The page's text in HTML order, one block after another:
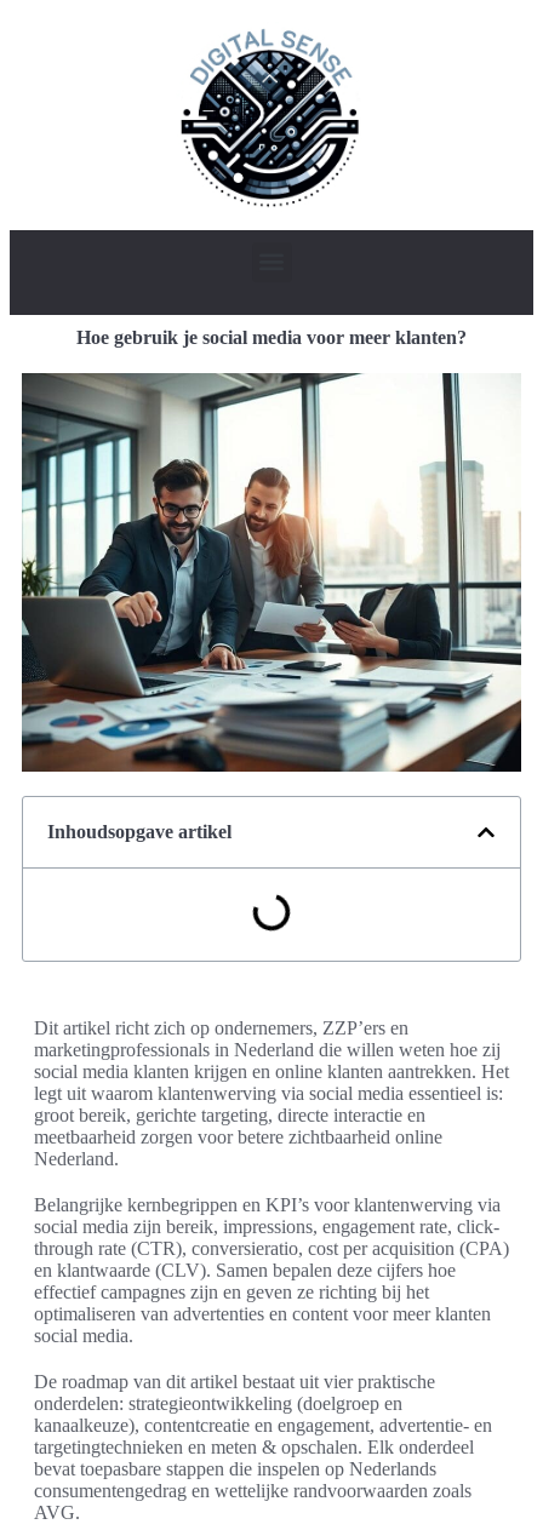
Hoe gebruik je social media voor meer klanten?
Inhoudsopgave artikel
Dit artikel richt zich op ondernemers, ZZP’ers en
marketingprofessionals in Nederland die willen weten hoe zij
social media klanten krijgen en online klanten aantrekken. Het
legt uit waarom klantenwerving via social media essentieel is:
groot bereik, gerichte targeting, directe interactie en
meetbaarheid zorgen voor betere zichtbaarheid online
Nederland.
Belangrijke kernbegrippen en KPI’s voor klantenwerving via
social media zijn bereik, impressions, engagement rate, click-
through rate (CTR), conversieratio, cost per acquisition (CPA)
en klantwaarde (CLV). Samen bepalen deze cijfers hoe
effectief campagnes zijn en geven ze richting bij het
optimaliseren van advertenties en content voor meer klanten
social media.
De roadmap van dit artikel bestaat uit vier praktische
onderdelen: strategieontwikkeling (doelgroep en
kanaalkeuze), contentcreatie en engagement, advertentie- en
targetingtechnieken en meten & opschalen. Elk onderdeel
bevat toepasbare stappen die inspelen op Nederlands
consumentengedrag en wettelijke randvoorwaarden zoals
AVG.